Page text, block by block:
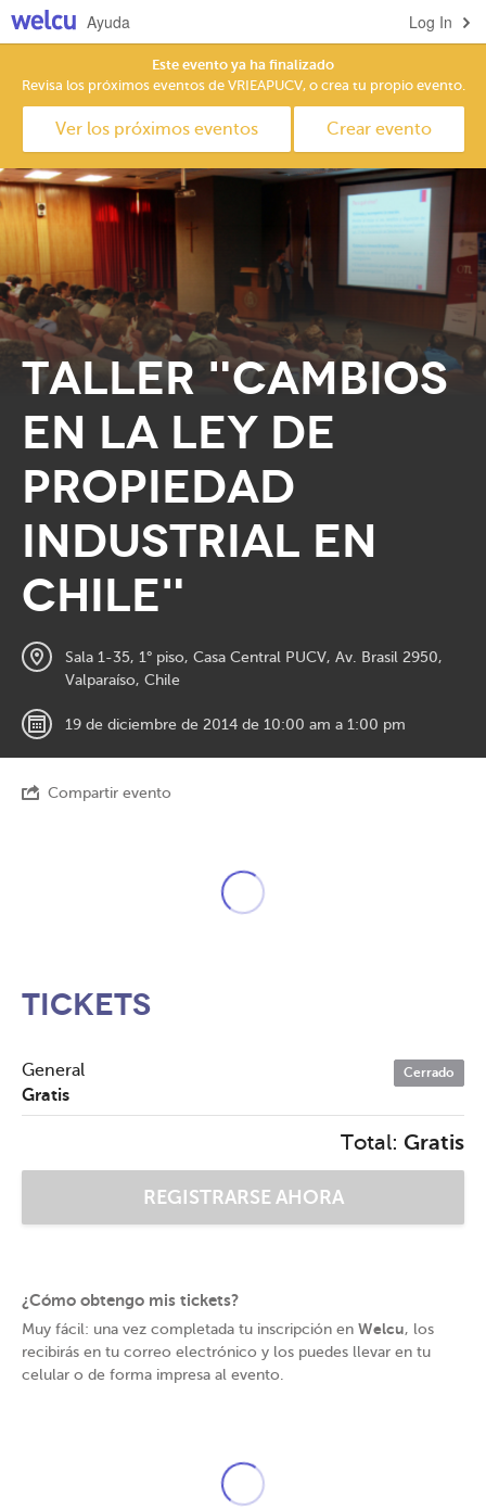
Log In
Ayuda
Este evento ya ha finalizado
Revisa los próximos eventos de VRIEAPUCV, o crea tu propio evento.
Ver los próximos eventos Crear evento
Taller "Cambios
en la Ley de
Propiedad
Industrial en
Chile"
Sala 1-35, 1° piso, Casa Central PUCV, Av. Brasil 2950,
Valparaíso, Chile
19 de diciembre de 2014 de 10:00 am a 1:00 pm
Compartir evento
Tickets
General
Gratis
Cerrado
Total: Gratis
¿Cómo obtengo mis tickets?
Muy fácil: una vez completada tu inscripción en Welcu, los
recibirás en tu correo electrónico y los puedes llevar en tu
celular o de forma impresa al evento.